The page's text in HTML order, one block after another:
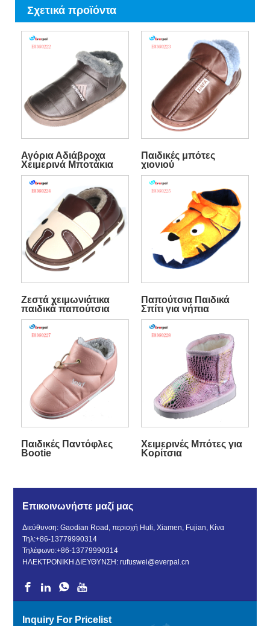
Σχετικά προϊόντα
Αγόρια Αδιάβροχα
Χειμερινά Μποτάκια
Παιδικές μπότες
χιονιού
Ζεστά χειμωνιάτικα
παιδικά παπούτσια
Παπούτσια Παιδικά
Σπίτι για νήπια
Παιδικές Παντόφλες
Bootie
Χειμερινές Μπότες για
Κορίτσια
Επικοινωνήστε μαζί μας
Διεύθυνση: Gaodian Road, περιοχή Huli, Xiamen, Fujian, Κίνα
Τηλ:+86-13779990314
Τηλέφωνο:+86-13779990314
ΗΛΕΚΤΡΟΝΙΚΗ ΔΙΕΥΘΥΝΣΗ:rufuswei@everpal.cn
Inquiry For Pricelist